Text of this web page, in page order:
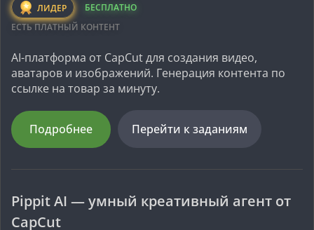
ЛИДЕР
БЕСПЛАТНО
ЕСТЬ ПЛАТНЫЙ КОНТЕНТ
AI-платформа от CapCut для создания видео,
аватаров и изображений. Генерация контента по
ссылке на товар за минуту.
Подробнее Перейти к заданиям
Pippit AI — умный креативный агент от
CapCut